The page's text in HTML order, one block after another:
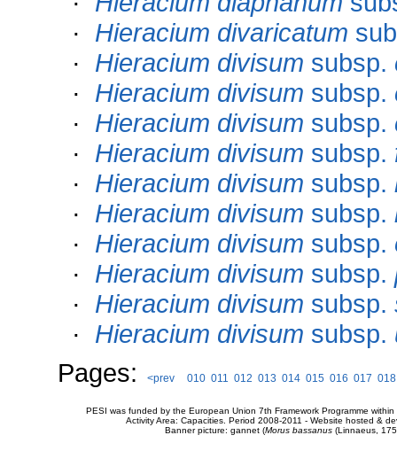
· Hieracium divaricatum
· Hieracium divisum subsp.
· Hieracium divisum subsp.
· Hieracium divisum subsp.
· Hieracium divisum subsp.
· Hieracium divisum subsp.
· Hieracium divisum subsp.
· Hieracium divisum subsp.
· Hieracium divisum subsp.
· Hieracium divisum subsp.
· Hieracium divisum subsp.
Pages:
<prev 010 011 012 013 014 015 016 017 018
PESI was funded by the European Union 7th Framework Programme
Activity Area: Capacities. Period 2008-2011 - Website hosted &
Banner picture: gannet (Morus bassanus(Linnaeus,